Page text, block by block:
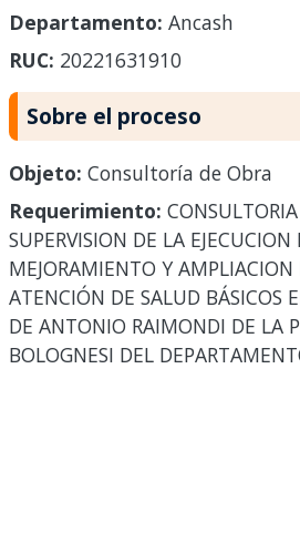
Departamento: Ancash
RUC: 20221631910
Sobre el proceso
Objeto: Consultoría de Obra
Requerimiento:
SUPERVISION DE LA EJECUCION
MEJORAMIENTO Y AMPLIACION
ATENCIÓN DE SALUD BÁSICOS
DE ANTONIO RAIMONDI DE LA
BOLOGNESI DEL